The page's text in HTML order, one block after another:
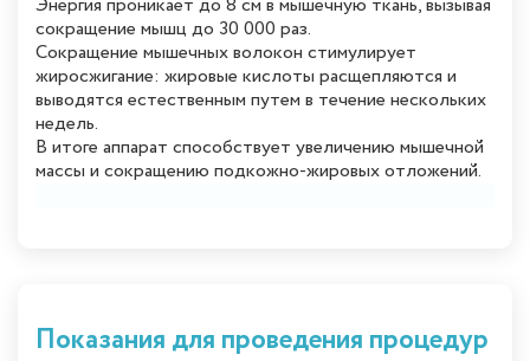
сокращение мышц до 30 000 раз.
Сокращение мышечных волокон стимулирует
жиросжигание: жировые кислоты расщепляются и
выводятся естественным путем в течение нескольких
недель.
В итоге аппарат способствует увеличению мышечной
массы и сокращению подкожно-жировых отложений.
Показания для проведения процедур